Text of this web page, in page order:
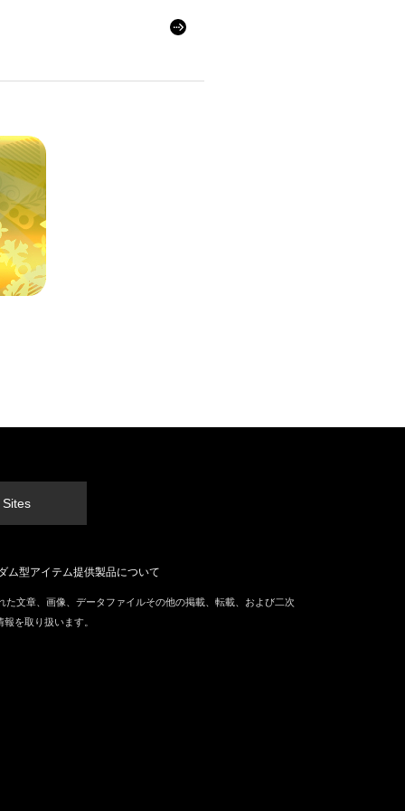
ム型アイテム提供製品について
文章、画像、データファイルその他の掲載、転載、および二次
を取り扱います。